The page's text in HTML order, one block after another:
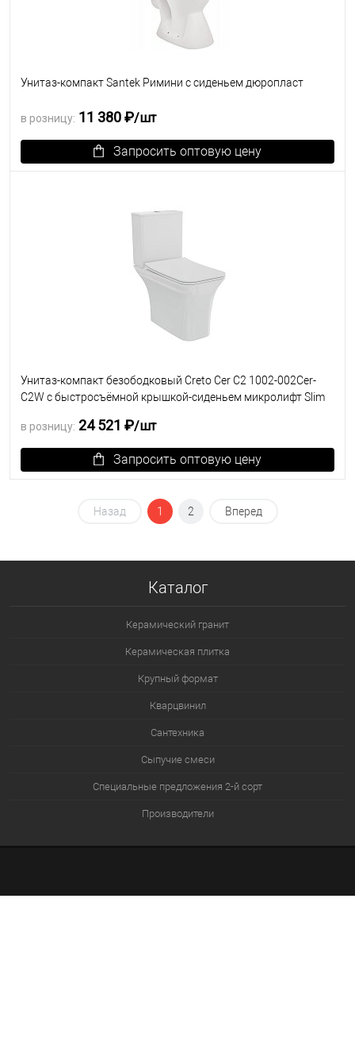
Унитаз-компакт Santek Римини с сиденьем дюропласт
в розницу: 11 380 ₽/шт
Запросить оптовую цену
Унитаз-компакт безободковый Creto Cer C2 1002-002Cer-
C2W с быстросъёмной крышкой-сиденьем микролифт Slim
в розницу: 24 521 ₽/шт
Запросить оптовую цену
Назад 1 2 Вперед
Каталог
Керамический гранит
Керамическая плитка
Крупный формат
Кварцвинил
Сантехника
Сыпучие смеси
Специальные предложения 2-й сорт
Производители